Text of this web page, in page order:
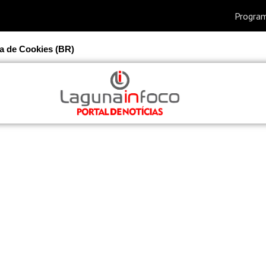
de Cookies (BR)